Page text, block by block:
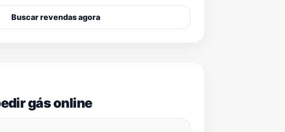
Buscar revendas agora
gás online